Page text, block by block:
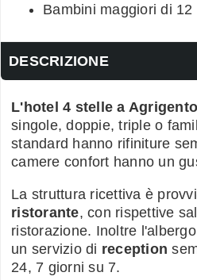
Bambini maggiori di
DESCRIZIONE
L'hotel 4 stelle a Agrigento
singole, doppie, triple o
standard hanno rifiniture
camere confort hanno un
La struttura ricettiva è
ristorante, con rispettive
ristorazione. Inoltre
un servizio di reception
24, 7 giorni su 7.